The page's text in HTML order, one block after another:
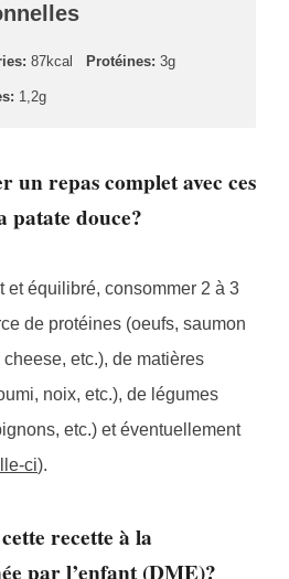
87kcal Protéines: 3g
1,2g
un repas complet avec ces
patate douce?
et équilibré, consommer 2 à 3
de protéines (oeufs, saumon
etc.), de matières
noix, etc.), de légumes
etc.) et éventuellement
ci).
recette à la
par l’enfant (DME)?